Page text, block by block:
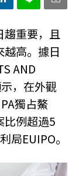
趨重要，且
高。據日
AND
，在外觀
獨占鰲
比例超過5
局EUIPO。